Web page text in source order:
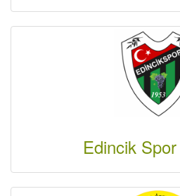
Edincik